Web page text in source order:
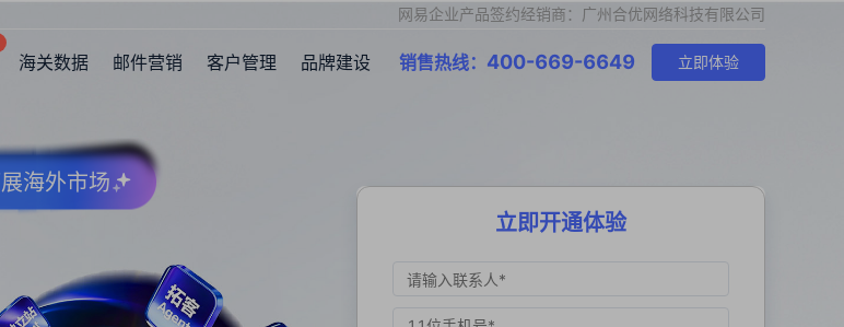
网易企业产品签约经销商：广州合优网络科技有限公司
海关数据 邮件营销 客户管理 品牌建设 销售热线： 400-669-6649 立即体验
海外市场
立即开通体验